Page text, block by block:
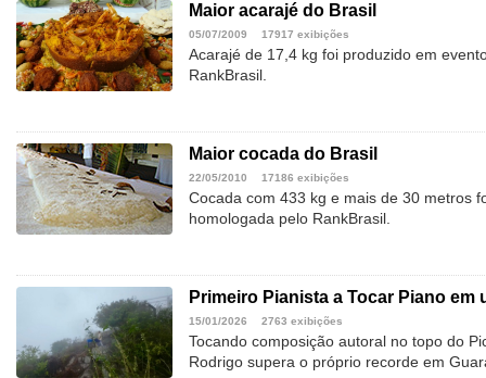
Maior acarajé do Brasil
05/07/2009 17917 exibições
Acarajé de 17,4 kg foi produzido em
RankBrasil.
Maior cocada do Brasil
22/05/2010 17186 exibições
Cocada com 433 kg e mais de 30 metros
homologada pelo RankBrasil.
Primeiro Pianista a Tocar Piano em
15/01/2026 2763 exibições
Tocando composição autoral no topo do
Rodrigo supera o próprio recorde em